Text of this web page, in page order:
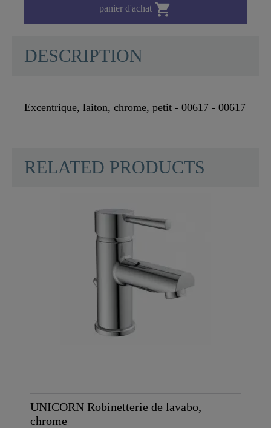
panier d'achat 
DESCRIPTION
Excentrique, laiton, chrome, petit - 00617 - 00617
0,2 Kg
RELATED PRODUCTS
UNICORN Robinetterie de lavabo,
chrome